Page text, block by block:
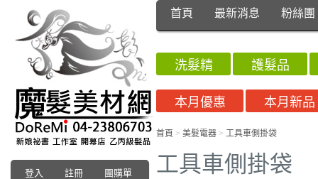
登入 註冊 團購單
首頁 最新消息 粉絲團
洗髮精
護髮品
本月優惠
本月新品
首頁 > 美髮電器 > 工具車側掛袋
工具車側掛袋